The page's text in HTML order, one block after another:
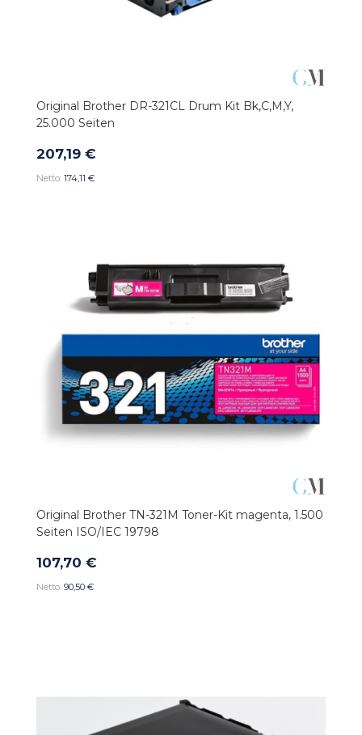
Original Brother DR-321CL Drum Kit Bk,C,M,Y,
25.000 Seiten
207,19 €
174,11 €
Original Brother TN-321M Toner-Kit magenta, 1.500
Seiten ISO/IEC 19798
107,70 €
90,50 €